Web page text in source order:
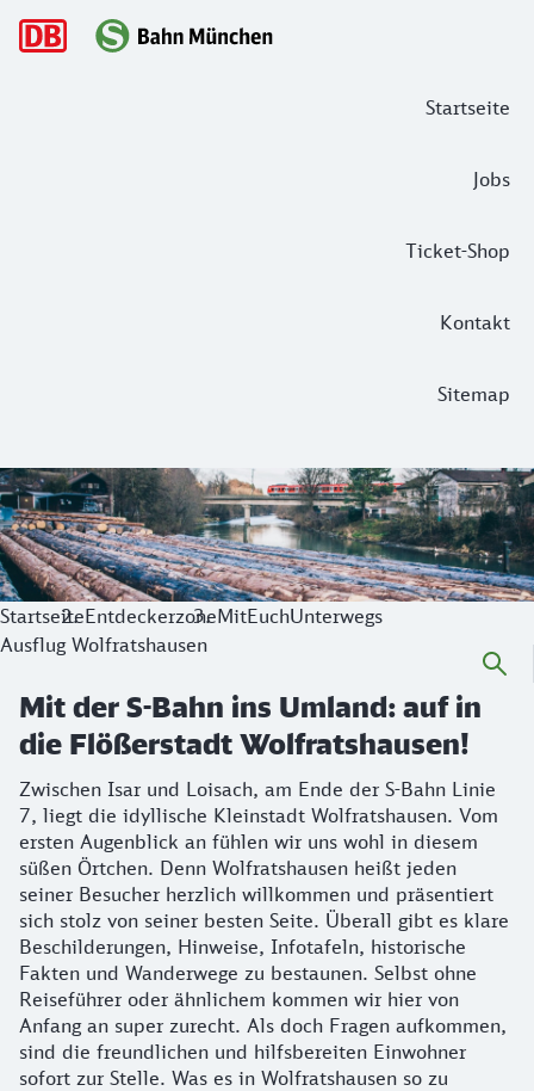
Startseite
Jobs
Ticket-Shop
Kontakt
Sitemap
Hauptnavigation
Mit der S-Bahn ins Umland: auf in
Zwischen Isar und Loisach, am Ende der S-Bahn Linie 7,
StartseiteEntdeckerzoneMitEuchUnterwegs
Ausflug Wolfratshausen
Mit der S-Bahn ins Umland: auf in
die Flößerstadt Wolfratshausen!
Zwischen Isar und Loisach, am Ende der S-Bahn Linie
7, liegt die idyllische Kleinstadt Wolfratshausen. Vom
ersten Augenblick an fühlen wir uns wohl in diesem
süßen Örtchen. Denn Wolfratshausen heißt jeden
seiner Besucher herzlich willkommen und präsentiert
sich stolz von seiner besten Seite. Überall gibt es klare
Beschilderungen, Hinweise, Infotafeln, historische
Fakten und Wanderwege zu bestaunen. Selbst ohne
Reiseführer oder ähnlichem kommen wir hier von
Anfang an super zurecht. Als doch Fragen aufkommen,
sind die freundlichen und hilfsbereiten Einwohner
sofort zur Stelle. Was es in Wolfratshausen so zu